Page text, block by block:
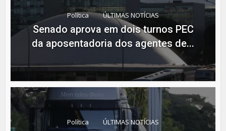
Política ÚLTIMAS NOTÍCIAS
Senado aprova em dois turnos PEC
da aposentadoria dos agentes de...
Política ÚLTIMAS NOTÍCIAS